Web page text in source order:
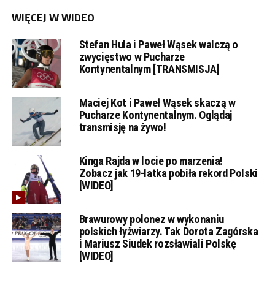
WIĘCEJ W WIDEO
Stefan Hula i Paweł Wąsek walczą o
zwycięstwo w Pucharze
Kontynentalnym [TRANSMISJA]
Maciej Kot i Paweł Wąsek skaczą w
Pucharze Kontynentalnym. Oglądaj
transmisję na żywo!
Kinga Rajda w locie po marzenia!
Zobacz jak 19-latka pobiła rekord Polski
[WIDEO]
Brawurowy polonez w wykonaniu
polskich łyżwiarzy. Tak Dorota Zagórska
i Mariusz Siudek rozsławiali Polskę
[WIDEO]